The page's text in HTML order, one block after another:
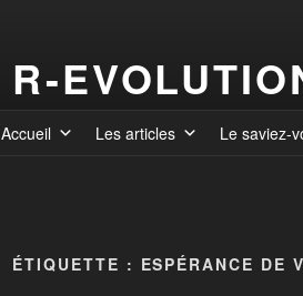
R-
Accueil Les articles Le saviez-
ÉTIQUETTE : ESPÉRANCE DE